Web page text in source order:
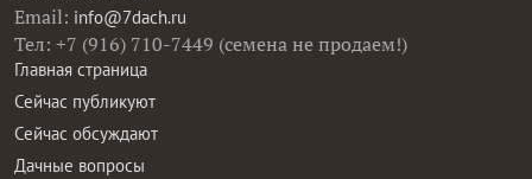
Email: info@7dach.ru
Тел: +7 (916) 710-7449 (семена не продаем!)
Главная страница
Сейчас публикуют
Сейчас обсуждают
Дачные вопросы